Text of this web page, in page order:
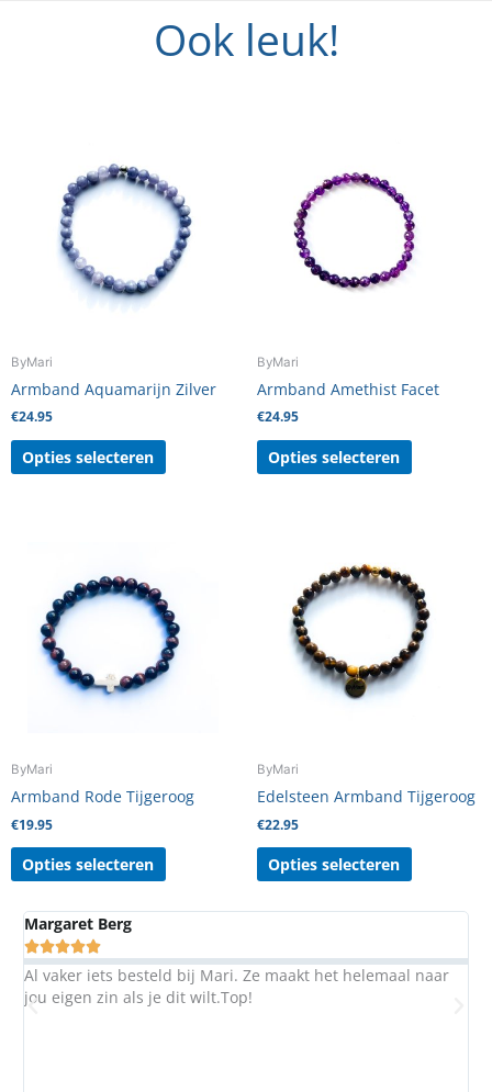
Ook leuk!
ByMari
Armband Aquamarijn Zilver
€24.95
Opties selecteren
heeft
meerdere
variaties.
Deze
optie
de
productpagina
ByMari
Armband Amethist Facet
€24.95
Opties selecteren
variaties.
Deze
de
ByMari
Armband Rode Tijgeroog
€19.95
Opties selecteren
meerdere
variaties.
Deze
optie
de
productpagina
ByMari
Edelsteen Armband Tijgeroog
€22.95
Opties selecteren
heeft
meerdere
variaties.
Deze
optie
de
Margaret Berg

Al vaker iets besteld bij Mari. Ze maakt het helemaal naar
jou eigen zin als je dit wilt.Top!